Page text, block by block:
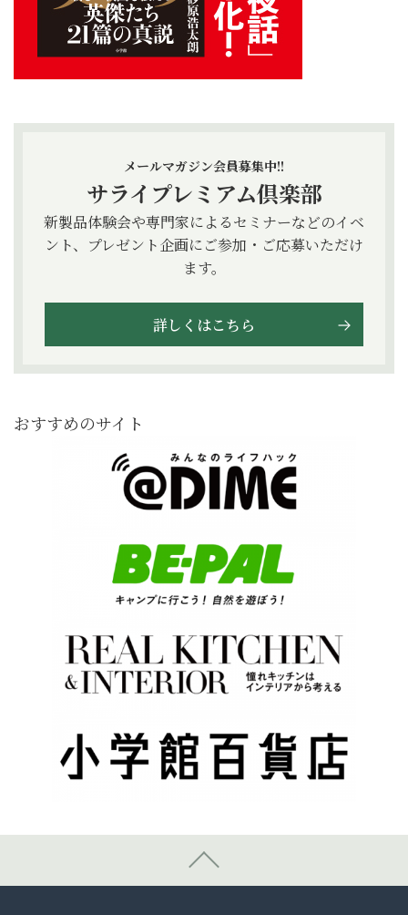
メールマガジン会員募集中!!
サライプレミアム倶楽部
新製品体験会や専門家によるセミナーなどのイベ
ント、プレゼント企画にご参加・ご応募いただけ
ます。
詳しくはこちら
おすすめのサイト